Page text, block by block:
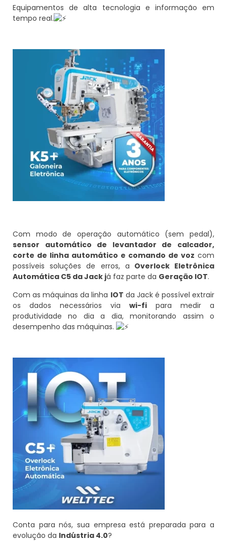
Equipamentos de alta tecnologia e informação em
tempo real.
Com modo de operação automático (sem pedal),
sensor automático de levantador de calcador,
corte de linha automático e comando de voz com
possíveis soluções de erros, a Overlock Eletrônica
Automática C5 da Jack já faz parte da Geração IOT.
Com as máquinas da linha IOT da Jack é possível extrair
os dados necessários via wi-fi para medir a
produtividade no dia a dia, monitorando assim o
desempenho das máquinas.
Conta para nós, sua empresa está preparada para a
evolução da Indústria 4.0?